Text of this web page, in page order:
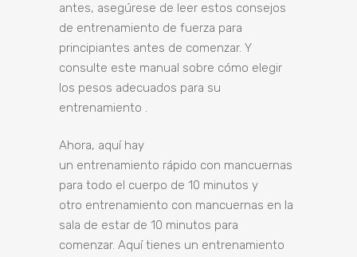
antes, asegúrese de leer estos consejos
de entrenamiento de fuerza para
principiantes antes de comenzar. Y
consulte este manual sobre cómo elegir
los pesos adecuados para su
entrenamiento .
Ahora, aquí hay
un entrenamiento rápido con mancuernas
para todo el cuerpo de 10 minutos y
otro entrenamiento con mancuernas en la
sala de estar de 10 minutos para
comenzar. Aquí tienes un entrenamiento